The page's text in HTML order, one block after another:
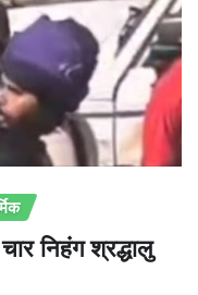
निहंग श्रद्धालु